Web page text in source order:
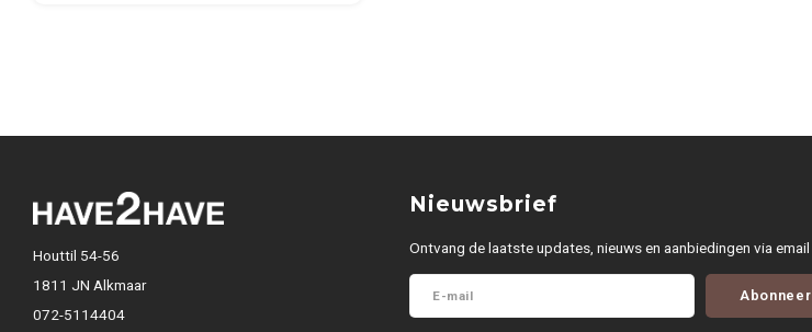
Houttil 54-56
1811 JN Alkmaar
072-5114404
Nieuwsbrief
Ontvang de laatste updates, nieuws en aanbiedingen via email
Abonneer